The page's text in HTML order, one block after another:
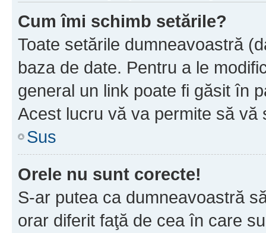
Cum îmi schimb setările?
Toate setările dumneavoastră
baza de date. Pentru a le
general un link poate fi găsit în
Acest lucru vă va permite să vă
Sus
Orele nu sunt corecte!
S-ar putea ca dumneavoastră
orar diferit faţă de cea în care